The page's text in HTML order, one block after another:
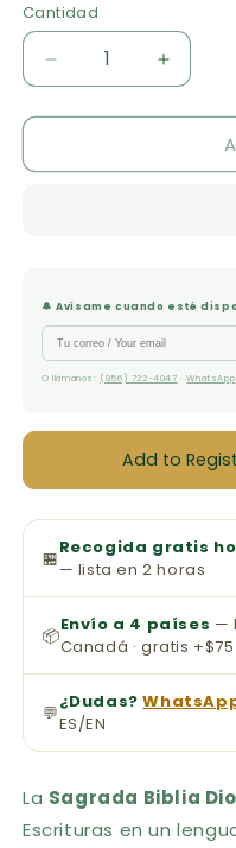
Cantidad
Cantidad
Reducir
cantidad
para
Habla
cantidad
para
Habla
🔔 Avísame cuando esté
O llámanos: (956) 722-4047 ·WhatsApp
Add to
🏪Recogida gratis
— lista en 2 horas
📦Envío a 4 países —
Canadá · gratis +$75
💬¿Dudas?
ES/EN
La Sagrada Biblia
Escrituras en un